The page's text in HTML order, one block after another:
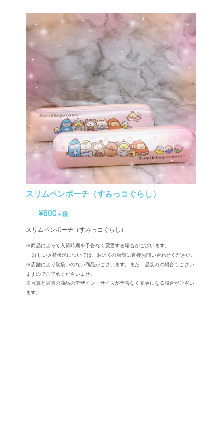
スリムペンポーチ（すみっコぐらし）
¥600＋税
スリムペンポーチ（すみっコぐらし）
※商品によって入荷時期を予告なく変更する場合がございます。
詳しい入荷状況については、お近くの店舗に直接お問い合わせください。
※店舗により取扱いのない商品がございます。また、品切れの場合もござい
ますのでご了承くださいませ。
※写真と実際の商品のデザイン・サイズが予告なく変更になる場合がござい
ます。